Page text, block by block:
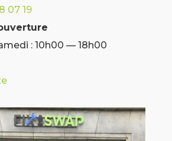
07 19
: 10h00 — 18h00